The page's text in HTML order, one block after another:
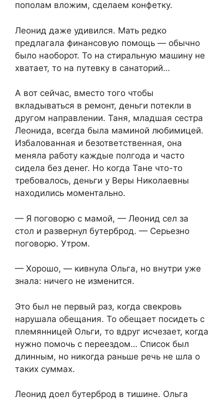
пополам вложим, сделаем конфетку.
Леонид даже удивился. Мать редко
предлагала финансовую помощь — обычно
было наоборот. То на стиральную машину не
хватает, то на путевку в санаторий…
А вот сейчас, вместо того чтобы
вкладываться в ремонт, деньги потекли в
другом направлении. Таня, младшая сестра
Леонида, всегда была маминой любимицей.
Избалованная и безответственная, она
меняла работу каждые полгода и часто
сидела без денег. Но когда Тане что-то
требовалось, деньги у Веры Николаевны
находились моментально.
— Я поговорю с мамой, — Леонид сел за
стол и развернул бутерброд. — Серьезно
поговорю. Утром.
— Хорошо, — кивнула Ольга, но внутри уже
знала: ничего не изменится.
Это был не первый раз, когда свекровь
нарушала обещания. То обещает посидеть с
племянницей Ольги, то вдруг исчезает, когда
нужно помочь с переездом… Список был
длинным, но никогда раньше речь не шла о
таких суммах.
Леонид доел бутерброд в тишине. Ольга